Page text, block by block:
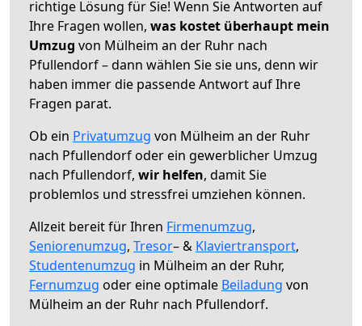
richtige Lösung für Sie! Wenn Sie Antworten auf
Ihre Fragen wollen, was kostet überhaupt mein
Umzug von Mülheim an der Ruhr nach
Pfullendorf – dann wählen Sie sie uns, denn wir
haben immer die passende Antwort auf Ihre
Fragen parat.
Ob ein Privatumzug von Mülheim an der Ruhr
nach Pfullendorf oder ein gewerblicher Umzug
nach Pfullendorf, wir helfen, damit Sie
problemlos und stressfrei umziehen können.
Allzeit bereit für Ihren Firmenumzug,
Seniorenumzug, Tresor– & Klaviertransport,
Studentenumzug in Mülheim an der Ruhr,
Fernumzug oder eine optimale Beiladung von
Mülheim an der Ruhr nach Pfullendorf.